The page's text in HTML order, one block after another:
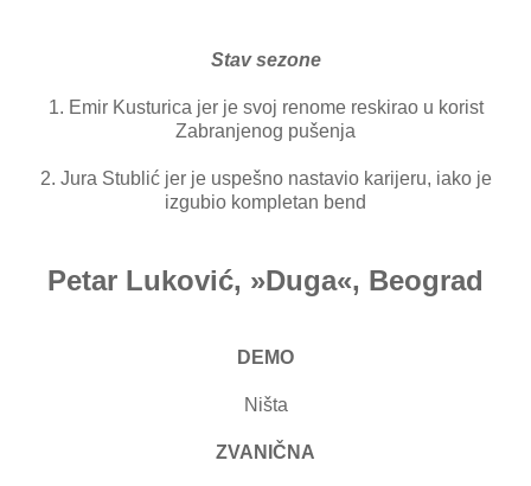
Stav sezone
1. Emir Kusturica jer je svoj renome reskirao u korist
Zabranjenog pušenja
2. Jura Stublić jer je uspešno nastavio karijeru, iako je
izgubio kompletan bend
Petar Luković, »Duga«, Beograd
DEMO
Ništa
ZVANIČNA